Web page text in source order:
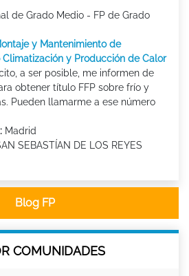
de Grado Medio - FP de Grado
y Mantenimiento de
Climatización y Producción de Calor
a ser posible, me informen de
obtener título FFP sobre frío y
Pueden llamarme a ese número
Madrid
SEBASTÍAN DE LOS REYES
Blog FP
COMUNIDADES